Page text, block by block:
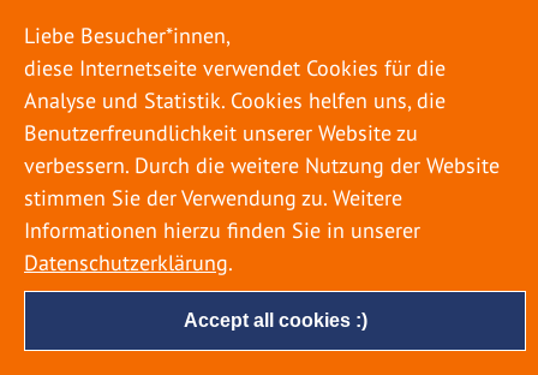
18. MAI 2022
Egal ob Sommer oder Winter: Alle Menschen
genießen ihren Urlaub. Dabei zieht es die Einen
weiter weg, die Anderen bleiben dann doch
lieber in der Heimat. Wenn Sie für eine längere
Zeit wegfahren möchten, gibt es einige Dinge zu
beachten, damit nicht anschließend eine böse
Überraschung auf Sie wartet. Um einen
möglichst entspannten Urlaub zu […]
Accept all cookies :)
Liebe Besucher*innen,
diese Internetseite verwendet Cookies für die
Analyse und Statistik. Cookies helfen uns, die
Benutzerfreundlichkeit unserer Website zu
verbessern. Durch die weitere Nutzung der Website
stimmen Sie der Verwendung zu. Weitere
Informationen hierzu finden Sie in unserer
Datenschutzerklärung.